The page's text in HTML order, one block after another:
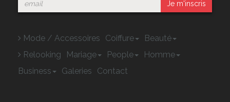
Je m'inscris
Mode / Accessoires Coiffure
Beauté
Relooking
Mariage People
Homme
Business
Galeries Contact